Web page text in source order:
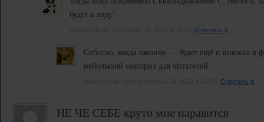
будет в ходу!
Ответить #
Собссно, когда закончу — будет ещё и книжка
небольшой сюрприз для читателей.
Ответить #
НЕ ЧЕ СЕБЕ круто мне наравится